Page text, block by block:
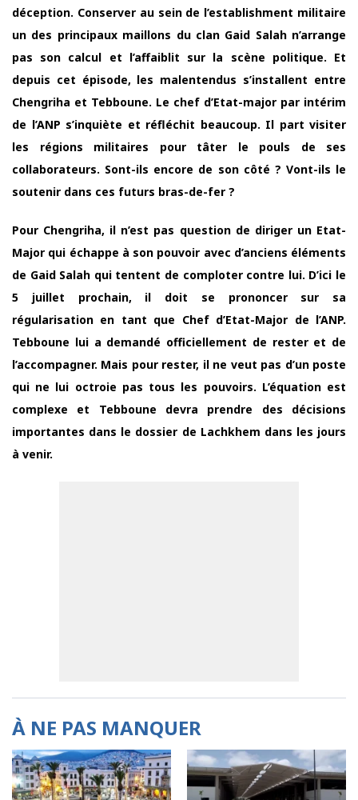
déception. Conserver au sein de l’establishment militaire
un des principaux maillons du clan Gaid Salah n’arrange
pas son calcul et l’affaiblit sur la scène politique. Et
depuis cet épisode, les malentendus s’installent entre
Chengriha et Tebboune. Le chef d’Etat-major par intérim
de l’ANP s’inquiète et réfléchit beaucoup. Il part visiter
les régions militaires pour tâter le pouls de ses
collaborateurs. Sont-ils encore de son côté ? Vont-ils le
soutenir dans ces futurs bras-de-fer ?
Pour Chengriha, il n’est pas question de diriger un Etat-
Major qui échappe à son pouvoir avec d’anciens éléments
de Gaid Salah qui tentent de comploter contre lui. D’ici le
5 juillet prochain, il doit se prononcer sur sa
régularisation en tant que Chef d’Etat-Major de l’ANP.
Tebboune lui a demandé officiellement de rester et de
l’accompagner. Mais pour rester, il ne veut pas d’un poste
qui ne lui octroie pas tous les pouvoirs. L’équation est
complexe et Tebboune devra prendre des décisions
importantes dans le dossier de Lachkhem dans les jours
à venir.
À NE PAS MANQUER